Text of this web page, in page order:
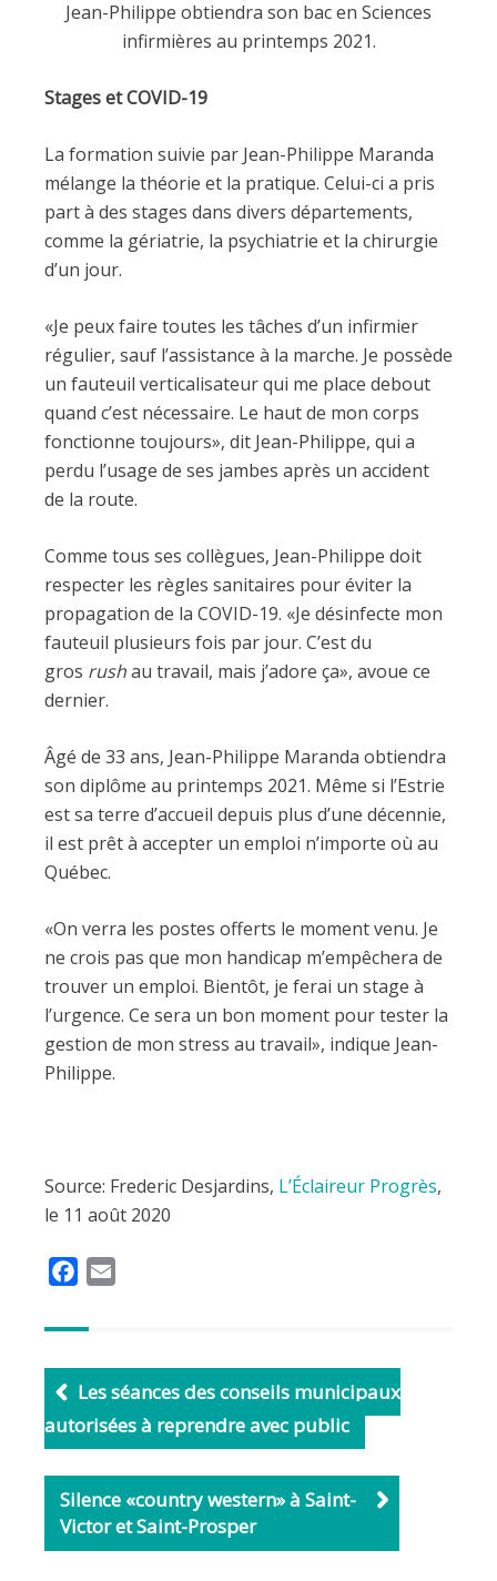
Jean-Philippe obtiendra son bac en Sciences
infirmières au printemps 2021.
Stages et COVID-19
La formation suivie par Jean-Philippe Maranda
mélange la théorie et la pratique. Celui-ci a pris
part à des stages dans divers départements,
comme la gériatrie, la psychiatrie et la chirurgie
d’un jour.
«Je peux faire toutes les tâches d’un infirmier
régulier, sauf l’assistance à la marche. Je possède
un fauteuil verticalisateur qui me place debout
quand c’est nécessaire. Le haut de mon corps
fonctionne toujours», dit Jean-Philippe, qui a
perdu l’usage de ses jambes après un accident
de la route.
Comme tous ses collègues, Jean-Philippe doit
respecter les règles sanitaires pour éviter la
propagation de la COVID-19. «Je désinfecte mon
fauteuil plusieurs fois par jour. C’est du
gros rushau travail, mais j’adore ça», avoue ce
dernier.
Âgé de 33 ans, Jean-Philippe Maranda obtiendra
son diplôme au printemps 2021. Même si l’Estrie
est sa terre d’accueil depuis plus d’une décennie,
il est prêt à accepter un emploi n’importe où au
Québec.
«On verra les postes offerts le moment venu. Je
ne crois pas que mon handicap m’empêchera de
trouver un emploi. Bientôt, je ferai un stage à
l’urgence. Ce sera un bon moment pour tester la
gestion de mon stress au travail», indique Jean-
Philippe.
Source: Frederic Desjardins, L’Éclaireur Progrès,
le 11 août 2020
c
b
o
o
k
l
Les séances des conseils municipaux
autorisées à reprendre avec public
Silence «country western» à Saint-
Victor et Saint-Prosper